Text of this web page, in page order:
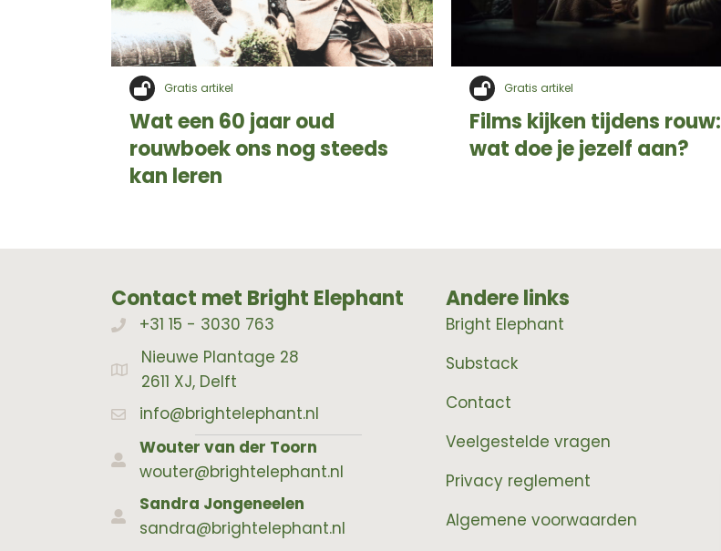
Gratis artikel
Wat een 60 jaar oud
rouwboek ons nog steeds
kan leren
Gratis artikel
Films kijken tijdens rouw:
wat doe je jezelf aan?
Contact met Bright Elephant
Bellen met Bright Elephant
+31 15 - 3030 763
Adres Bright Elephant
Nieuwe Plantage 28
2611 XJ, Delft
info@brightelephant.nl
Wouter van der Toorn
wouter@brightelephant.nl
Sandra Jongeneelen
sandra@brightelephant.nl
Andere links
Bright Elephant
Substack
Contact
Veelgestelde vragen
Privacy reglement
Algemene voorwaarden